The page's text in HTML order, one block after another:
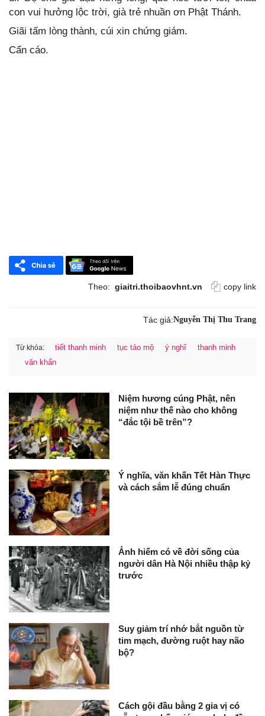
con vui hưởng lộc trời, già trẻ nhuần ơn Phật Thánh.
Giãi tấm lòng thành, cúi xin chứng giám.
Cẩn cáo.
Theo: giaitri.thoibaovhnt.vn copy link
Tác giả:Nguyễn Thị Thu Trang
Từ khóa: tiết thanh minh tục tảo mộ ý nghĩ
thanh minh
văn khấn
Niệm hương cúng Phật, nên
niệm như thế nào cho không
“đắc tội bề trên”?
Ý nghĩa, văn khấn Tết Hàn Thực
và cách sắm lễ đúng chuẩn
Ảnh hiếm có về đời sống của
người dân Hà Nội nhiều thập kỷ
trước
Suy giảm trí nhớ bắt nguồn từ
tim mạch, đường ruột hay não
bộ?
Cách gội đầu bằng 2 gia vị có